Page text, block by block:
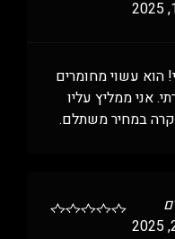
הוא עשוי מחומרים
אני ממליץ עליו
במחיר משתלם.